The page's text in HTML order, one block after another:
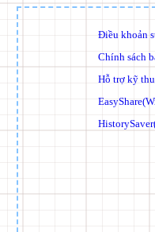
Điều khoản
Chính sách
Hỗ trợ kỹ